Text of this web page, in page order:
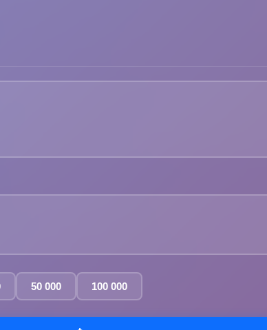
50 000 100 000